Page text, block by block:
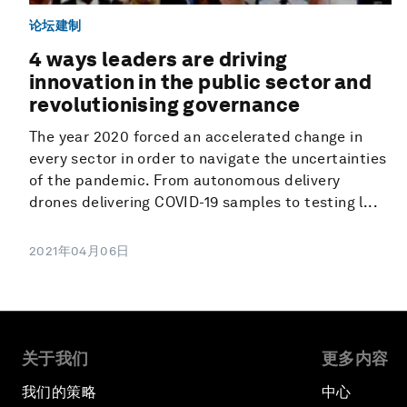
论坛建制
4 ways leaders are driving
innovation in the public sector and
revolutionising governance
The year 2020 forced an accelerated change in
every sector in order to navigate the uncertainties
of the pandemic. From autonomous delivery
drones delivering COVID-19 samples to testing l...
2021年04月06日
关于我们
我们的策略
更多内容
中心